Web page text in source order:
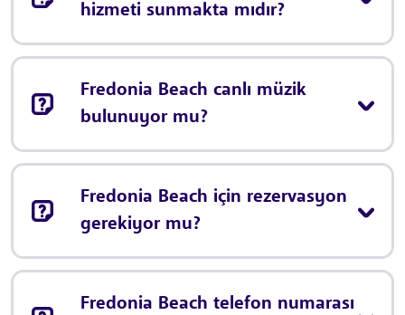
hizmeti sunmakta mıdır?
Fredonia Beach canlı müzik
bulunuyor mu?
Fredonia Beach için rezervasyon
gerekiyor mu?
Fredonia Beach telefon numarası